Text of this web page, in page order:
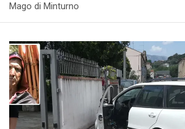
Mago di Minturno